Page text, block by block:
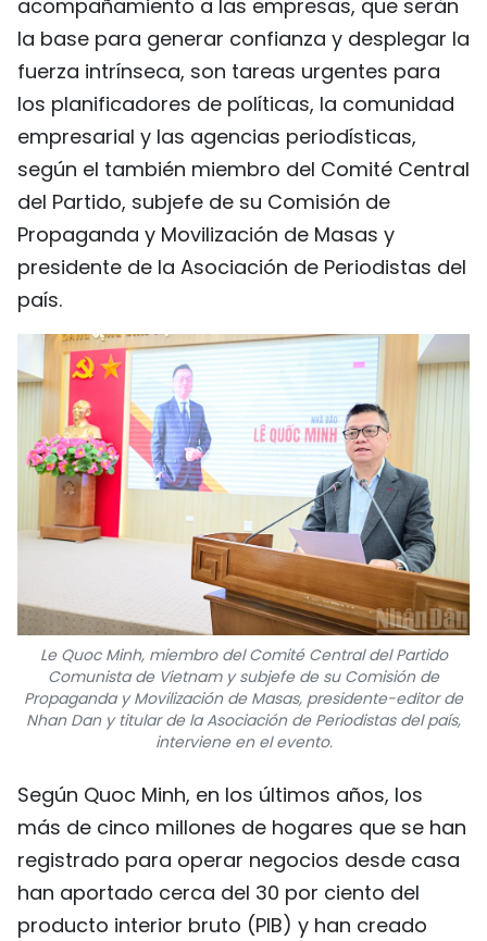
acompañamiento a las empresas, que serán
la base para generar confianza y desplegar la
fuerza intrínseca, son tareas urgentes para
los planificadores de políticas, la comunidad
empresarial y las agencias periodísticas,
según el también miembro del Comité Central
del Partido, subjefe de su Comisión de
Propaganda y Movilización de Masas y
presidente de la Asociación de Periodistas del
país.
Le Quoc Minh, miembro del Comité Central del Partido
Comunista de Vietnam y subjefe de su Comisión de
Propaganda y Movilización de Masas, presidente-editor de
Nhan Dan y titular de la Asociación de Periodistas del país,
interviene en el evento.
Según Quoc Minh, en los últimos años, los
más de cinco millones de hogares que se han
registrado para operar negocios desde casa
han aportado cerca del 30 por ciento del
producto interior bruto (PIB) y han creado